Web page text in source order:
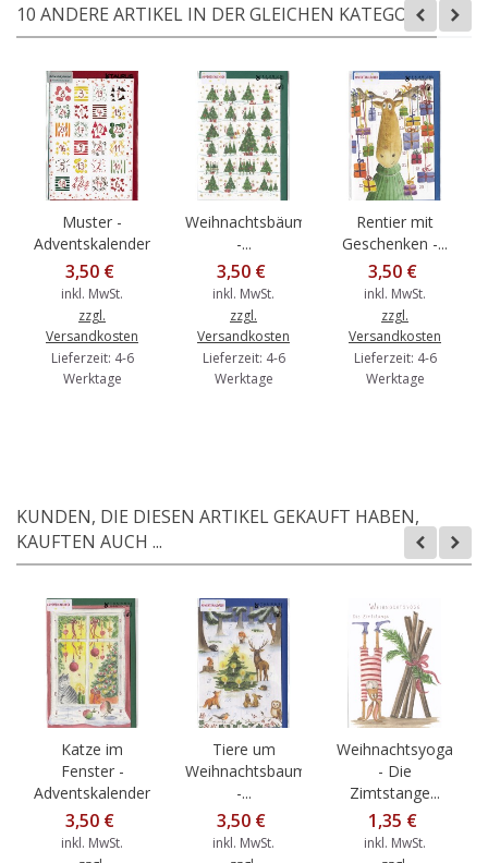
10 ANDERE ARTIKEL IN DER GLEICHEN KATEGORIE:
Muster -
Adventskalender
3,50 €
inkl. MwSt.
zzgl.
Versandkosten
Lieferzeit: 4-6
Werktage
Weihnachtsbäume
-...
3,50 €
inkl. MwSt.
zzgl.
Versandkosten
Lieferzeit: 4-6
Werktage
Rentier mit
Geschenken -...
3,50 €
inkl. MwSt.
zzgl.
Versandkosten
Lieferzeit: 4-6
Werktage
KUNDEN, DIE DIESEN ARTIKEL GEKAUFT HABEN,
KAUFTEN AUCH ...
Katze im
Fenster -
Adventskalender
3,50 €
inkl. MwSt.
Tiere um
Weihnachtsbaum
-...
3,50 €
inkl. MwSt.
Weihnachtsyoga
- Die
Zimtstange...
1,35 €
inkl. MwSt.